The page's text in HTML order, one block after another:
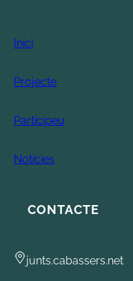
Inici
Projecte
Participeu
Notícies
CONTACTE
junts.cabassers.net